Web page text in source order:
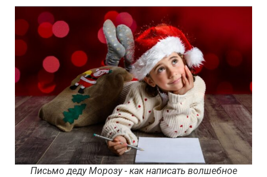
Письмо деду Морозу - как написать волшебное